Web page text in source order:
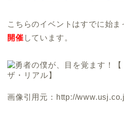
こちらのイベントはすでに始ま
開催 しています。
画像引用元：http://